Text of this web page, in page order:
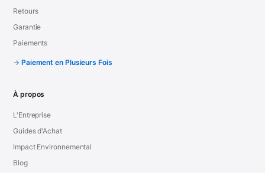
Retours
Garantie
Paiements
Paiement en Plusieurs Fois
À propos
L'Entreprise
Guides d'Achat
Impact Environnemental
Blog